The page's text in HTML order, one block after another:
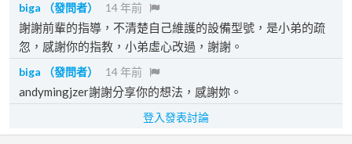
biga （發問者） 14 年前
謝謝前輩的指導，不清楚自己維護的設備型號，是小弟的疏
忽，感謝你的指教，小弟虛心改過，謝謝。
biga （發問者） 14 年前
andymingjzer謝謝分享你的想法，感謝妳。
登入發表討論